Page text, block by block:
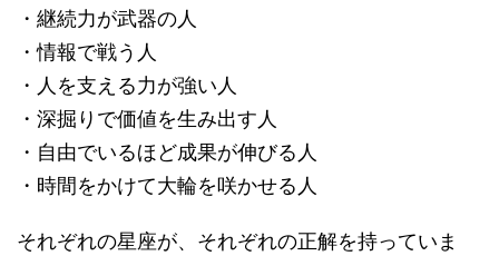
・継続力が武器の人
・情報で戦う人
・人を支える力が強い人
・深掘りで価値を生み出す人
・自由でいるほど成果が伸びる人
・時間をかけて大輪を咲かせる人
それぞれの星座が、それぞれの正解を持っていま